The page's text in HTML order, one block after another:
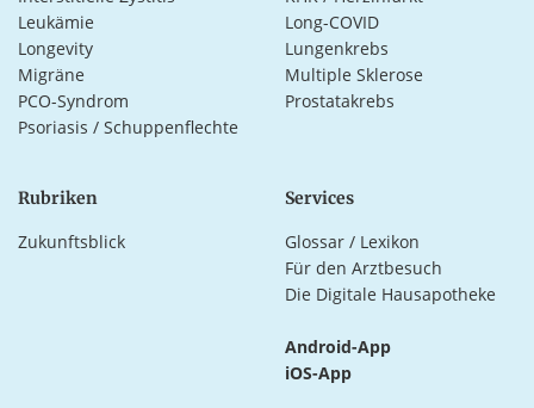
Leukämie
Long-COVID
Longevity
Lungenkrebs
Migräne
Multiple Sklerose
PCO-Syndrom
Prostatakrebs
Psoriasis / Schuppenflechte
Rubriken
Zukunftsblick
Services
Glossar / Lexikon
Für den Arztbesuch
Die Digitale Hausapotheke
Android-App
iOS-App